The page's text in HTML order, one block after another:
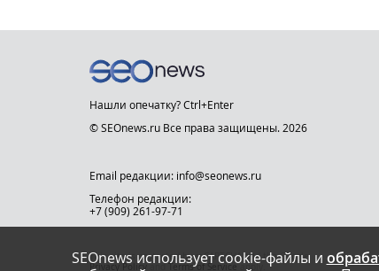
SEOnews использует cookie-файлы и
Нашли опечатку? Ctrl+Enter
© SEOnews.ru Все права защищены. 2026
Email редакции: info@seonews.ru
Телефон редакции:
+7 (909) 261-97-71
This site is protected by reCAPTCHA and the Google
Privacy Policyand Terms of Serviceapply.